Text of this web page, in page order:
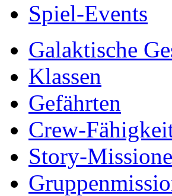
Spiel-Events
Galaktische
Klassen
Gefährten
Crew-
Story-